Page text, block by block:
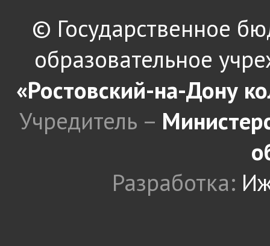
© Государственное
образовательное
«Ростовский-на-Дону
Учредитель –
Разработка: